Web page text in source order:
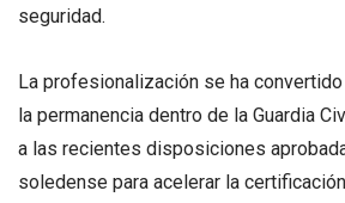
seguridad.
La profesionalización se ha
la permanencia dentro de la Guardia
a las recientes disposiciones
soledense para acelerar la